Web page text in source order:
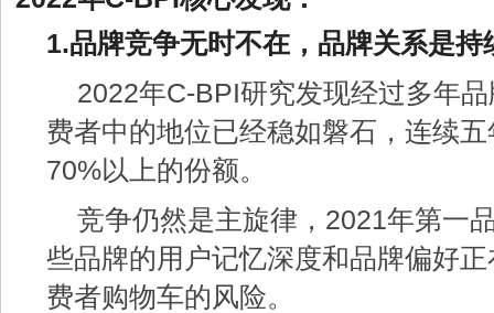
1.品牌竞争无时不在，品牌关系是持
2022年C-BPI研究发现经过多年
费者中的地位已经稳如磐石，连续
70%以上的份额。
竞争仍然是主旋律，2021年第一
些品牌的用户记忆深度和品牌偏好
费者购物车的风险。